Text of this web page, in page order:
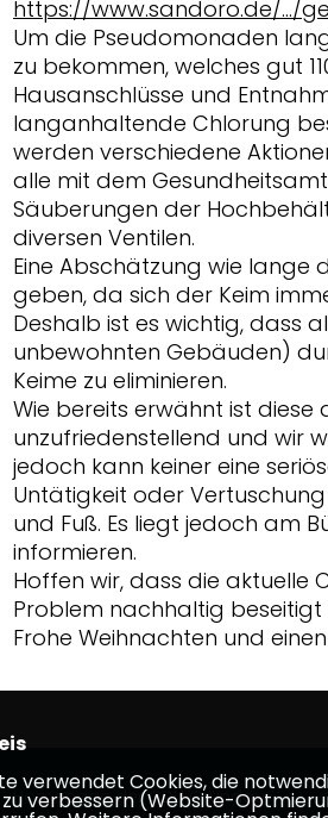
https://www.sandoro.de/.../
Um die Pseudomonaden
zu bekommen, welches gut
Hausanschlüsse und
langanhaltende Chlorung
werden verschiedene
alle mit dem
Säuberungen der
diversen Ventilen.
Eine Abschätzung wie lange
geben, da sich der Keim
Deshalb ist es wichtig, dass
unbewohnten Gebäuden)
Keime zu eliminieren.
Wie bereits erwähnt ist diese
unzufriedenstellend und wir
jedoch kann keiner eine
Untätigkeit oder
und Fuß. Es liegt jedoch am
informieren.
Hoffen wir, dass die
Problem nachhaltig beseitigt
Frohe Weihnachten und
Homepage der CDU Gründau
verwendet Cookies, die
verbessern (Website-